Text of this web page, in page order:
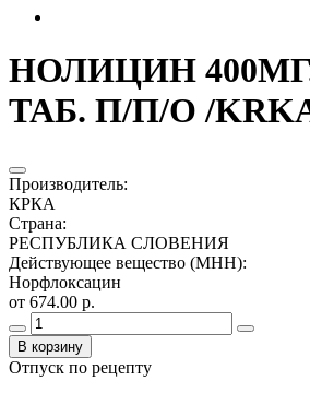
НОЛИЦИН
ТАБ. П/П/О /
Производитель:
КРКА
Страна:
РЕСПУБЛИКА СЛОВЕНИЯ
Действующее вещество (МНН):
Норфлоксацин
от 674.00 р.
В корзину
Отпуск по рецепту